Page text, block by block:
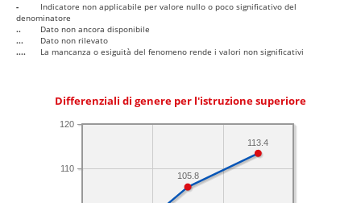
-
Indicatore non applicabile per valore nullo o poco significativo del
denominatore
..
Dato non ancora disponibile
...
Dato non rilevato
....
La mancanza o esiguità del fenomeno rende i valori non significativi
Differenziali di genere per l'istruzione superiore
110
120
113.4
105.8